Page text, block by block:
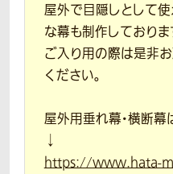
屋外で目隠しとして
な幕も制作しており
ご入り用の際は是非
ください。
屋外用垂れ幕・横断幕
↓
https://www.hata-